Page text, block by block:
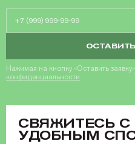
Нажимая на кнопку «Оставить
конфиденциальности
CВЯЖИТЕСЬ
УДОБНЫМ